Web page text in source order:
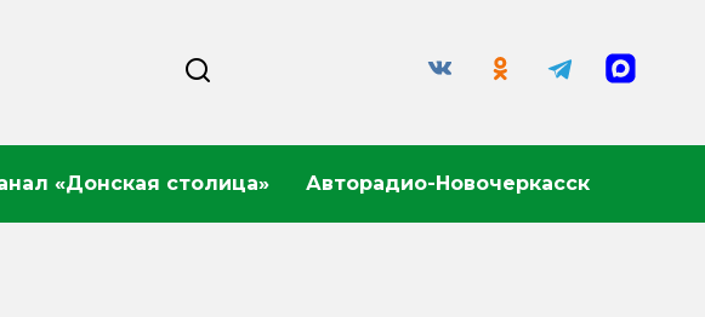
«Донская столица» Авторадио-Новочеркасск